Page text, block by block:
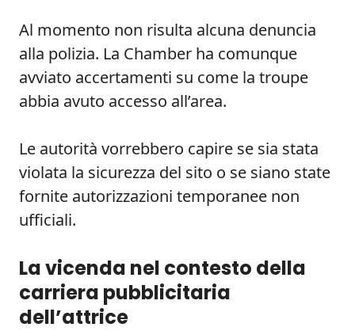
Al momento non risulta alcuna denuncia
alla polizia. La Chamber ha comunque
avviato accertamenti su come la troupe
abbia avuto accesso all’area.
Le autorità vorrebbero capire se sia stata
violata la sicurezza del sito o se siano state
fornite autorizzazioni temporanee non
ufficiali.
La vicenda nel contesto della
carriera pubblicitaria
dell’attrice